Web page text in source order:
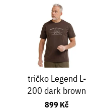
tričko Legend L-
200 dark brown
899 Kč